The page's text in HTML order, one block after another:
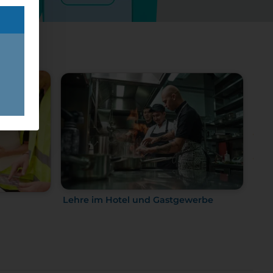
Lehre im Hotel und Gastgewerbe